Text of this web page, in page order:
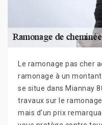
Le ramonage pas cher
ramonage à un
se situe dans Miannay
travaux sur le
mais d’un prix